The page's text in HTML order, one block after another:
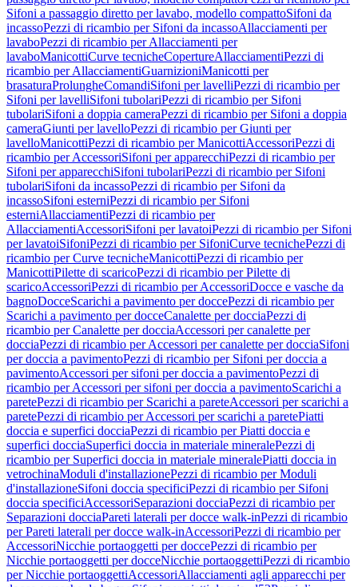
Sifoni a passaggio diretto per lavabo, modello compattoSifoni da
incassoPezzi di ricambio per Sifoni da incassoAllacciamenti per
lavaboPezzi di ricambio per Allacciamenti per
lavaboManicottiCurve tecnicheCopertureAllacciamentiPezzi di
ricambio per AllacciamentiGuarnizioniManicotti per
brasaturaProlungheComandiSifoni per lavelliPezzi di ricambio per
Sifoni per lavelliSifoni tubolariPezzi di ricambio per Sifoni
tubolariSifoni a doppia cameraPezzi di ricambio per Sifoni a doppia
cameraGiunti per lavelloPezzi di ricambio per Giunti per
lavelloManicottiPezzi di ricambio per ManicottiAccessoriPezzi di
ricambio per AccessoriSifoni per apparecchiPezzi di ricambio per
Sifoni per apparecchiSifoni tubolariPezzi di ricambio per Sifoni
tubolariSifoni da incassoPezzi di ricambio per Sifoni da
incassoSifoni esterniPezzi di ricambio per Sifoni
esterniAllacciamentiPezzi di ricambio per
AllacciamentiAccessoriSifoni per lavatoiPezzi di ricambio per Sifoni
per lavatoiSifoniPezzi di ricambio per SifoniCurve tecnichePezzi di
ricambio per Curve tecnicheManicottiPezzi di ricambio per
ManicottiPilette di scaricoPezzi di ricambio per Pilette di
scaricoAccessoriPezzi di ricambio per AccessoriDocce e vasche da
bagnoDocceScarichi a pavimento per doccePezzi di ricambio per
Scarichi a pavimento per docceCanalette per docciaPezzi di
ricambio per Canalette per docciaAccessori per canalette per
docciaPezzi di ricambio per Accessori per canalette per docciaSifoni
per doccia a pavimentoPezzi di ricambio per Sifoni per doccia a
pavimentoAccessori per sifoni per doccia a pavimentoPezzi di
ricambio per Accessori per sifoni per doccia a pavimentoScarichi a
paretePezzi di ricambio per Scarichi a pareteAccessori per scarichi a
paretePezzi di ricambio per Accessori per scarichi a paretePiatti
doccia e superfici docciaPezzi di ricambio per Piatti doccia e
superfici docciaSuperfici doccia in materiale mineralePezzi di
ricambio per Superfici doccia in materiale mineralePiatti doccia in
vetrochinaModuli d'installazionePezzi di ricambio per Moduli
d'installazioneSifoni doccia specificiPezzi di ricambio per Sifoni
doccia specificiAccessoriSeparazioni docciaPezzi di ricambio per
Separazioni docciaPareti laterali per docce walk-inPezzi di ricambio
per Pareti laterali per docce walk-inAccessoriPezzi di ricambio per
AccessoriNicchie portaoggetti per doccePezzi di ricambio per
Nicchie portaoggetti per docceNicchie portaoggettiPezzi di ricambio
per Nicchie portaoggettiAccessoriAllacciamenti agli apparecchi per